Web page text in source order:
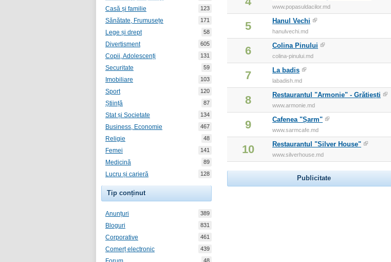
Casă și familie 123
Sănătate, Frumusețe 171
Lege și drept 58
Divertisment 605
Copii, Adolescenți 131
Securitate 59
Imobiliare 103
Sport 120
Știință 87
Stat și Societate 134
Business, Economie 467
Religie 48
Femei 141
Medicină 89
Lucru și carieră 128
Tip conținut
Anunțuri 389
Bloguri 831
Corporative 461
Comerț electronic 439
48
www.popasuldacilor.md
5 Hanul Vechi
hanulvechi.md
6 Colina Pinului
colina-pinului.md
7 La badis
labadish.md
8 Restaurantul "Armonie" - Grătiești
www.armonie.md
9 Cafenea "Șarm"
www.sarmcafe.md
10 Restaurantul "Silver House"
www.silverhouse.md
Publicitate